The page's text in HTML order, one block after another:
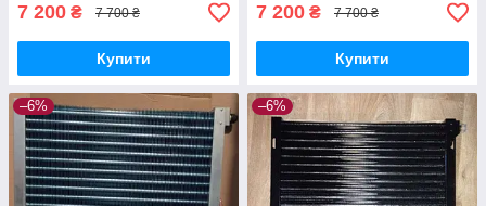
7 200 ₴ 7 700 ₴
Купити
7 200 ₴ 7 700 ₴
Купити
–6% –6%